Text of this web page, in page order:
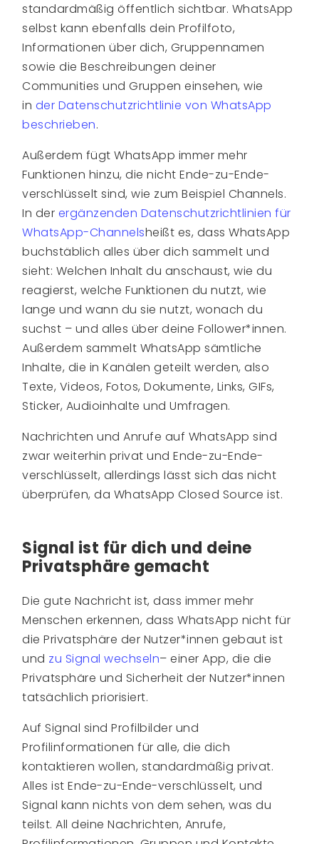
standardmäßig öffentlich sichtbar. WhatsApp
selbst kann ebenfalls dein Profilfoto,
Informationen über dich, Gruppennamen
sowie die Beschreibungen deiner
Communities und Gruppen einsehen, wie
in der Datenschutzrichtlinie von WhatsApp
beschrieben.
Außerdem fügt WhatsApp immer mehr
Funktionen hinzu, die nicht Ende-zu-Ende-
verschlüsselt sind, wie zum Beispiel Channels.
In der ergänzenden Datenschutzrichtlinien für
WhatsApp-Channelsheißt es, dass WhatsApp
buchstäblich alles über dich sammelt und
sieht: Welchen Inhalt du anschaust, wie du
reagierst, welche Funktionen du nutzt, wie
lange und wann du sie nutzt, wonach du
suchst – und alles über deine Follower*innen.
Außerdem sammelt WhatsApp sämtliche
Inhalte, die in Kanälen geteilt werden, also
Texte, Videos, Fotos, Dokumente, Links, GIFs,
Sticker, Audioinhalte und Umfragen.
Nachrichten und Anrufe auf WhatsApp sind
zwar weiterhin privat und Ende-zu-Ende-
verschlüsselt, allerdings lässt sich das nicht
überprüfen, da WhatsApp Closed Source ist.
Signal ist für dich und deine
Privatsphäre gemacht
Die gute Nachricht ist, dass immer mehr
Menschen erkennen, dass WhatsApp nicht für
die Privatsphäre der Nutzer*innen gebaut ist
und zu Signal wechseln– einer App, die die
Privatsphäre und Sicherheit der Nutzer*innen
tatsächlich priorisiert.
Auf Signal sind Profilbilder und
Profilinformationen für alle, die dich
kontaktieren wollen, standardmäßig privat.
Alles ist Ende-zu-Ende-verschlüsselt, und
Signal kann nichts von dem sehen, was du
teilst. All deine Nachrichten, Anrufe,